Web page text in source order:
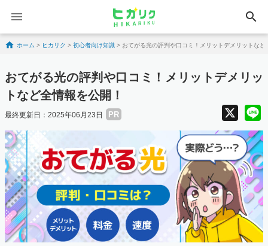
search
Skip to content
ホーム > ヒカリク > 初心者向け知識 > おてがる光の評判や口コミ！メリットデメリットなど
おてがる光の評判や口コミ！メリットデメリッ
トなど全情報を公開！
最終更新日：2025年06月23日 PR X